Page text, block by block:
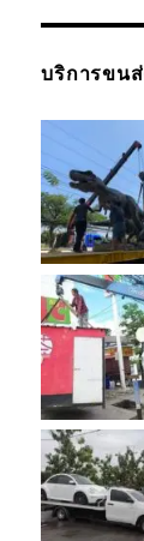
บริการขน